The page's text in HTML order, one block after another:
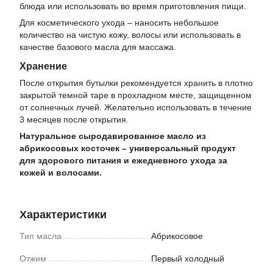
блюда или использовать во время приготовления пищи.
Для косметического ухода – наносить небольшое
количество на чистую кожу, волосы или использовать в
качестве базового масла для массажа.
Хранение
После открытия бутылки рекомендуется хранить в плотно
закрытой темной таре в прохладном месте, защищенном
от солнечных лучей. Желательно использовать в течение
3 месяцев после открытия.
Натуральное сыродавированное масло из
абрикосовых косточек – универсальный продукт
для здорового питания и ежедневного ухода за
кожей и волосами.
Характеристики
Тип масла Абрикосовое
Отжим Первый холодный